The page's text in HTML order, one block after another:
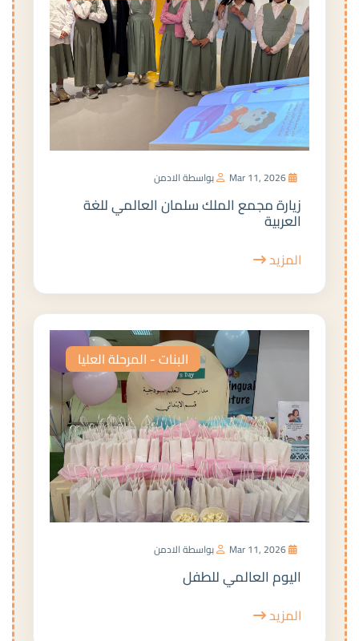
بواسطة الادمن
زيارة مجمع الملك سلمان العالمي للغة
العربية
المزيد
البنات - المرحلة العليا
بواسطة الادمن
اليوم العالمي للطفل
المزيد